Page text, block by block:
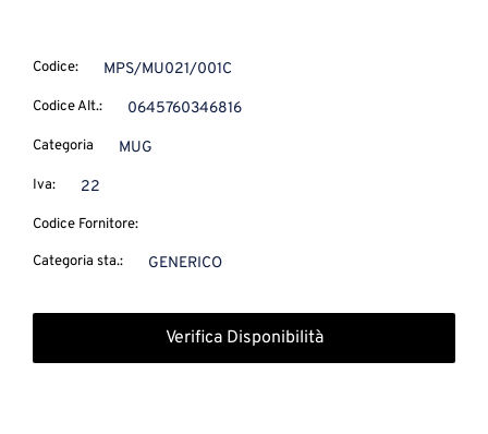
Codice: MPS/MU021/001C
Codice Alt.: 0645760346816
Categoria MUG
Iva: 22
Codice Fornitore:
Categoria sta.: GENERICO
Verifica Disponibilità